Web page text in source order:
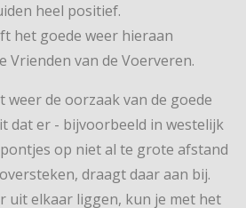
heel positief.
het goede weer hieraan
Vrienden van de Voerveren.
weer de oorzaak van de goede
dat er - bijvoorbeeld in westelijk
op niet al te grote afstand
draagt daar aan bij.
uit elkaar liggen, kun je met het